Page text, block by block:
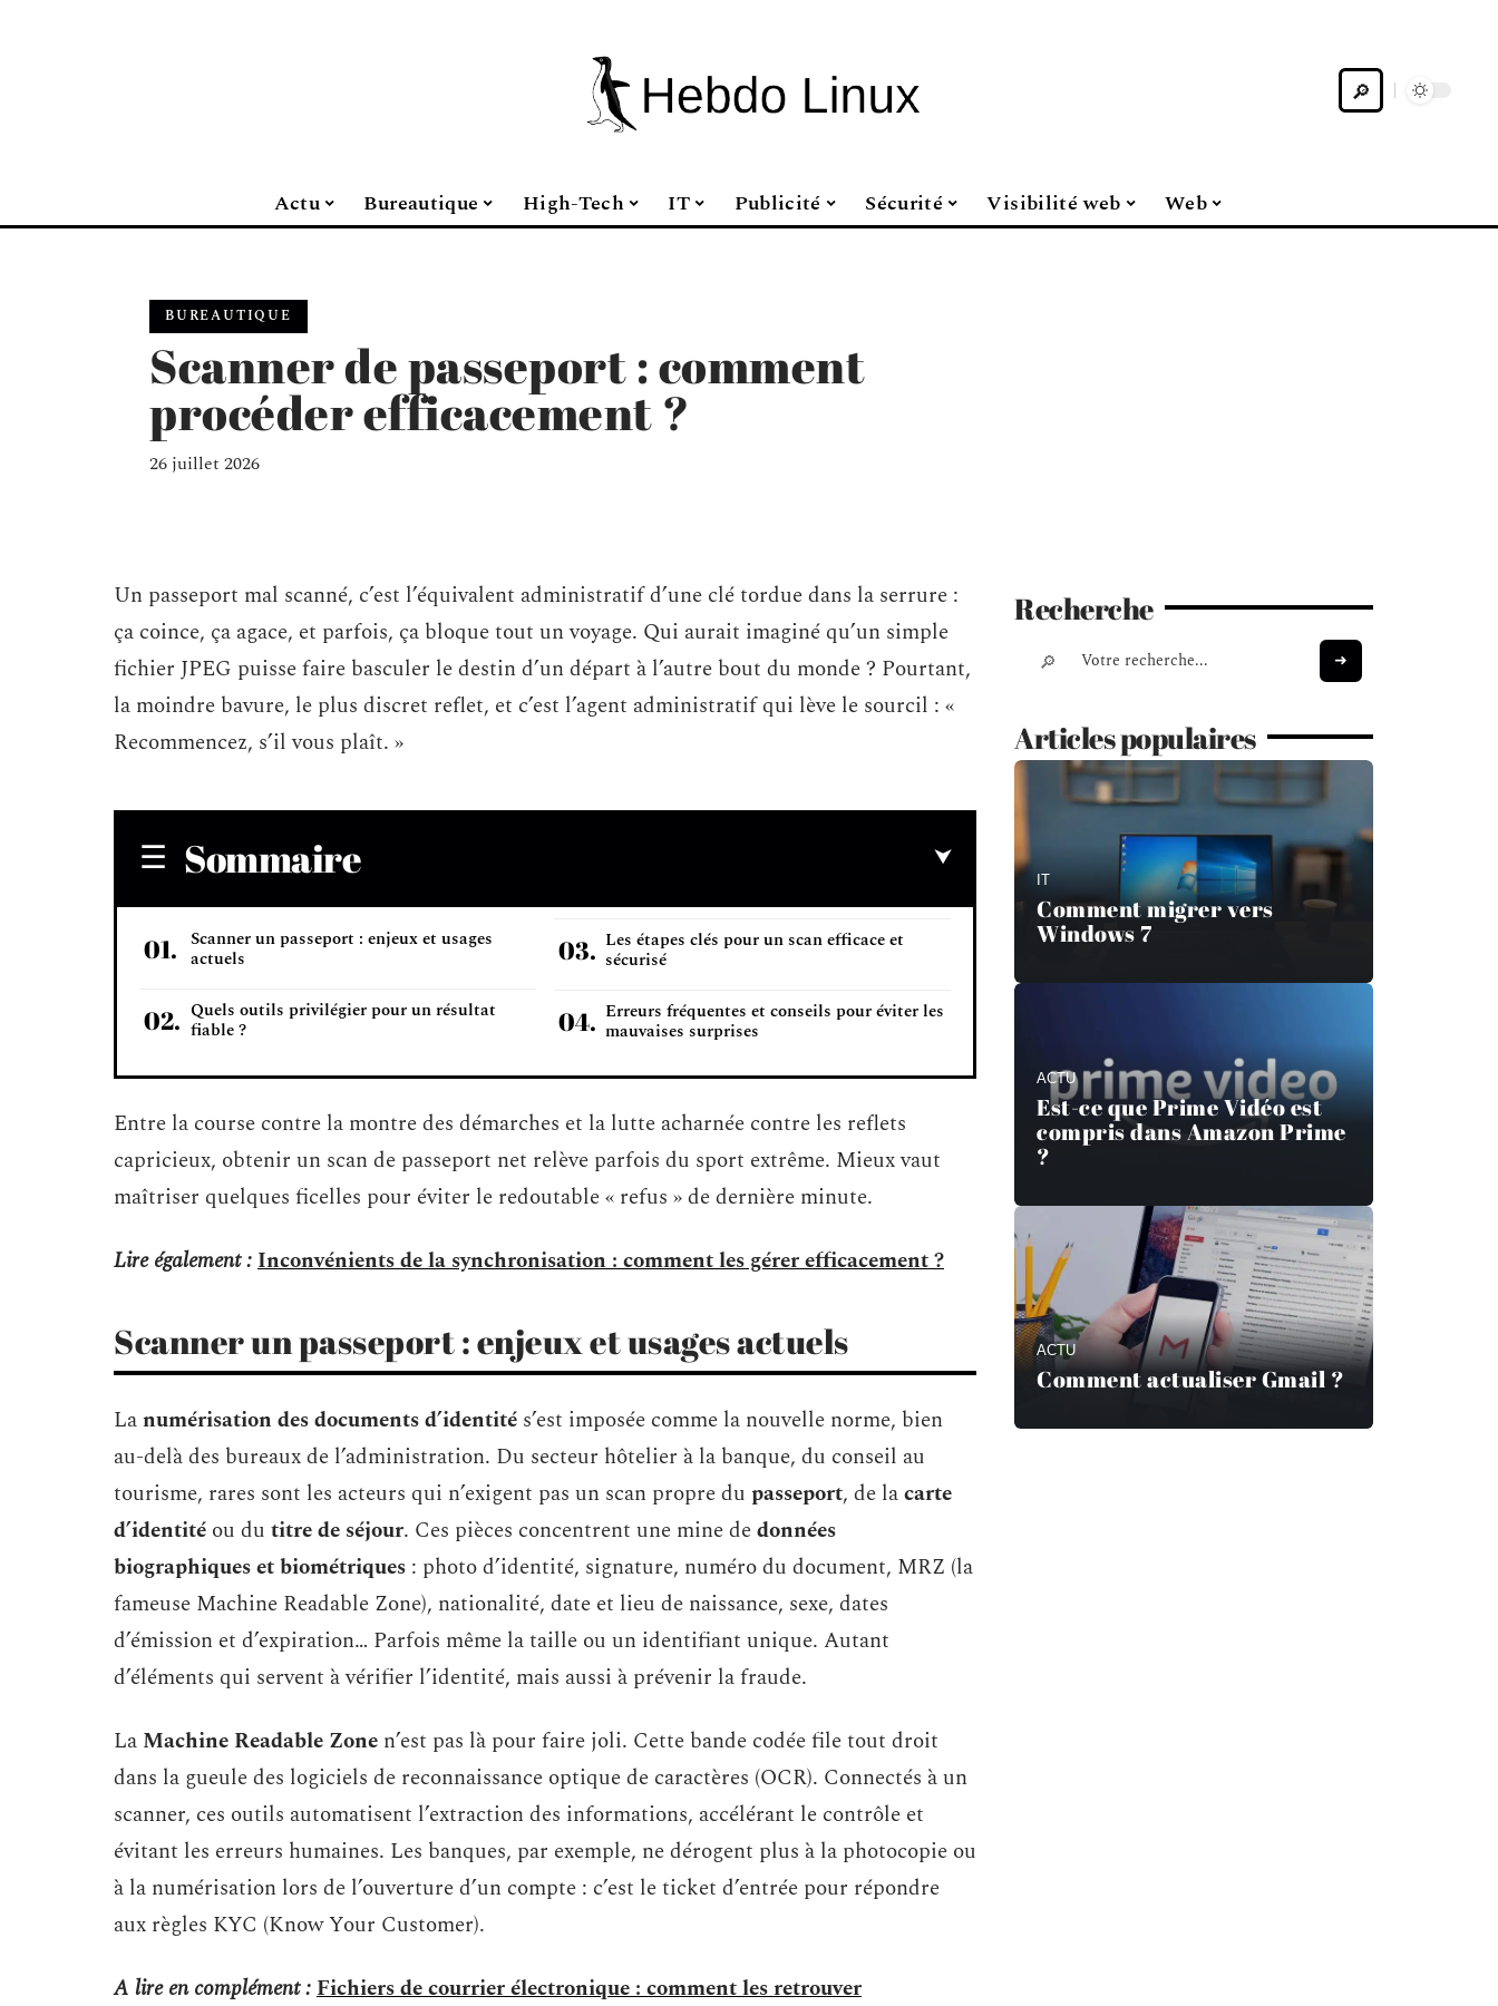
Actu Bureautique High-Tech IT Publicité Sécurité Visibilité web Web
BUREAUTIQUE
Scanner de passeport : comment
procéder efficacement ?
26 juillet 2026
Un passeport mal scanné, c’est l’équivalent administratif d’une clé tordue dans la serrure :
ça coince, ça agace, et parfois, ça bloque tout un voyage. Qui aurait imaginé qu’un simple
fichier JPEG puisse faire basculer le destin d’un départ à l’autre bout du monde ? Pourtant,
la moindre bavure, le plus discret reflet, et c’est l’agent administratif qui lève le sourcil : «
Recommencez, s’il vous plaît. »
Sommaire
Scanner un passeport : enjeux et usages
actuels
Quels outils privilégier pour un résultat
fiable ?
Les étapes clés pour un scan efficace et
sécurisé
Erreurs fréquentes et conseils pour éviter les
mauvaises surprises
Entre la course contre la montre des démarches et la lutte acharnée contre les reflets
capricieux, obtenir un scan de passeport net relève parfois du sport extrême. Mieux vaut
maîtriser quelques ficelles pour éviter le redoutable « refus » de dernière minute.
Lire également :Inconvénients de la synchronisation : comment les gérer efficacement ?
Scanner un passeport : enjeux et usages actuels
Lanumérisation des documents d’identité s’est imposée comme la nouvelle norme, bien
au-delà des bureaux de l’administration. Du secteur hôtelier à la banque, du conseil au
tourisme, rares sont les acteurs qui n’exigent pas un scan propre du passeport, de lacarte
d’identité ou du titre de séjour. Ces pièces concentrent une mine dedonnées
biographiques et biométriques : photo d’identité, signature, numéro du document, MRZ (la
fameuse Machine Readable Zone), nationalité, date et lieu de naissance, sexe, dates
d’émission et d’expiration… Parfois même la taille ou un identifiant unique. Autant
d’éléments qui servent à vérifier l’identité, mais aussi à prévenir la fraude.
La Machine Readable Zone n’est pas là pour faire joli. Cette bande codée file tout droit
dans la gueule des logiciels de reconnaissance optique de caractères (OCR). Connectés à un
scanner, ces outils automatisent l’extraction des informations, accélérant le contrôle et
évitant les erreurs humaines. Les banques, par exemple, ne dérogent plus à la photocopie ou
à la numérisation lors de l’ouverture d’un compte : c’est le ticket d’entrée pour répondre
aux règles KYC (Know Your Customer).
A lire en complément :Fichiers de courrier électronique : comment les retrouver
Recherche
Articles populaires
IT
Comment migrer vers
Windows 7
ACTU
Est-ce que Prime Vidéo est
compris dans Amazon Prime
?
ACTU
Comment actualiser Gmail ?